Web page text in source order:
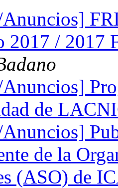
2017 / 2017
de
de la
(ASO) de